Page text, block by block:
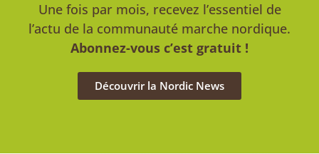
Une fois par mois, recevez l’essentiel de
l’actu de la communauté marche nordique.
Abonnez-vous c’est gratuit !
Découvrir la Nordic News